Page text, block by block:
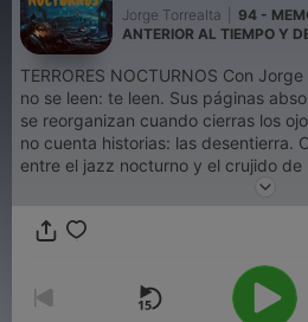
Jorge Torrealta
94 -
ANTERIOR AL TIEMPO Y
TERRORES NOCTURNOS Con Jorge Torrealta
no se leen: te leen. Sus páginas
se reorganizan cuando cierras los
no cuenta historias: las desentierra.
entre el jazz nocturno y el crujido
sumerge en relatos donde el terror
terminaras de leerlo. Cada semana, diseccionamos novelas
y exploramos lo que los autor.